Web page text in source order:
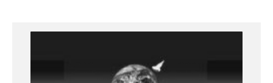
Winfocus – 18 y 19 de septiembre
2020